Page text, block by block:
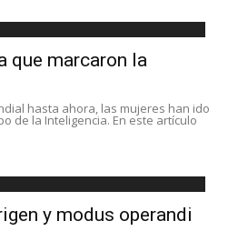
que marcaron la
hasta ahora, las mujeres han ido
de la Inteligencia. En este artículo
y modus operandi